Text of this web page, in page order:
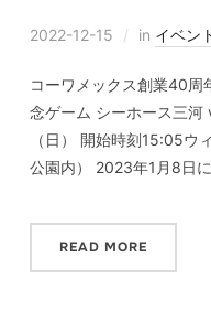
2022-12-15 in イベン
コーワメックス創業40
念ゲーム シーホース三
（日） 開始時刻15:05ウ
公園内） 2023年1月8日
READ MORE